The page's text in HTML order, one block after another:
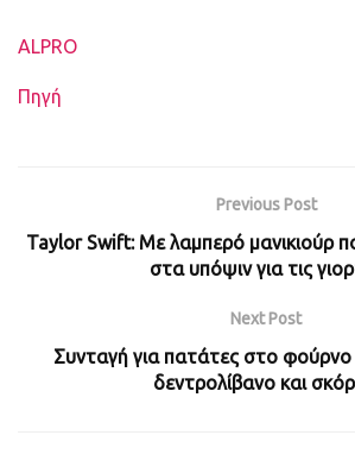
Ετικέτες
ALPRO
Πηγή
Previous Post
Taylor Swift: Με λαμπερό μανικιούρ
στα υπόψιν για τις
Next Post
Συνταγή για πατάτες στο
δεντρολίβανο και